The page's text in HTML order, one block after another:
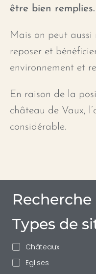
être bien remplies.
Mais on peut aussi
reposer et
environnement et
En raison de la
château de Vaux,
considérable.
Recherche
Types de
Châteaux
Eglises